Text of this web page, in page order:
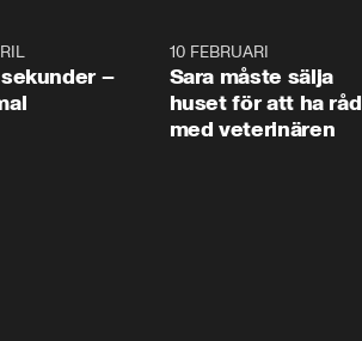
–
10 FEBRUARI
Sara måste sälja
huset för att ha råd
med veterinären